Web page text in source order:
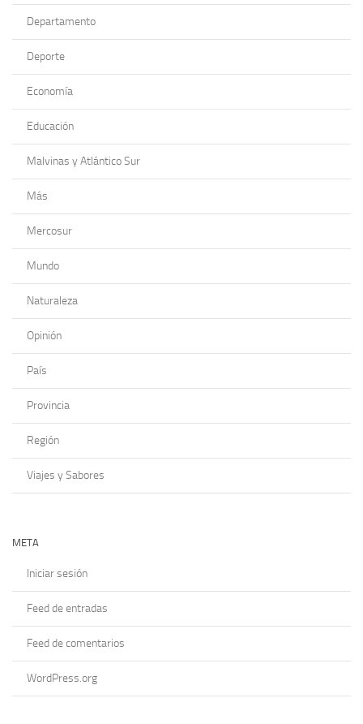
Departamento
Deporte
Economía
Educación
Malvinas y Atlántico Sur
Más
Mercosur
Mundo
Naturaleza
Opinión
País
Provincia
Región
Viajes y Sabores
META
Iniciar sesión
Feed de entradas
Feed de comentarios
WordPress.org